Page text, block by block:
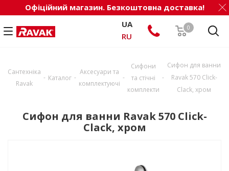
Офіційний магазин. Безкоштовна доставка!
0
UA
RU
Сантехніка
Ravak
- Каталог -
Аксесуари та
комплектуючі
-
Сифони
та стічні
комплекти
-
Сифон для ванни
Ravak 570 Click-
Clack, хром
Сифон для ванни Ravak 570 Click-
Clack, хром